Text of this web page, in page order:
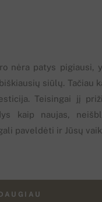
nėra patys pigiausi,
siūlų. Tačiau
Teisingai jį
kaip naujas,
paveldėti ir Jūsų